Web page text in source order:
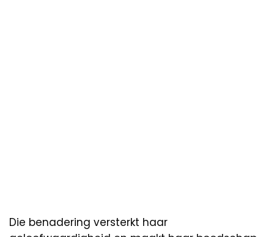
Die benadering versterkt haar